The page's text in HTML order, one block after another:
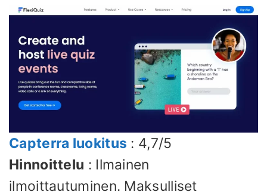
Capterra luokitus : 4,7/5
Hinnoittelu : Ilmainen
ilmoittautuminen. Maksulliset